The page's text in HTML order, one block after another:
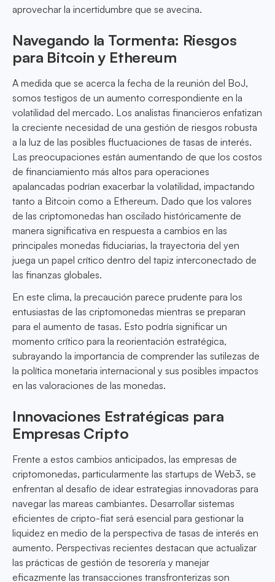
aprovechar la incertidumbre que se avecina.
Navegando la Tormenta: Riesgos
para Bitcoin y Ethereum
A medida que se acerca la fecha de la reunión del BoJ,
somos testigos de un aumento correspondiente en la
volatilidad del mercado. Los analistas financieros enfatizan
la creciente necesidad de una gestión de riesgos robusta
a la luz de las posibles fluctuaciones de tasas de interés.
Las preocupaciones están aumentando de que los costos
de financiamiento más altos para operaciones
apalancadas podrían exacerbar la volatilidad, impactando
tanto a Bitcoin como a Ethereum. Dado que los valores
de las criptomonedas han oscilado históricamente de
manera significativa en respuesta a cambios en las
principales monedas fiduciarias, la trayectoria del yen
juega un papel crítico dentro del tapiz interconectado de
las finanzas globales.
En este clima, la precaución parece prudente para los
entusiastas de las criptomonedas mientras se preparan
para el aumento de tasas. Esto podría significar un
momento crítico para la reorientación estratégica,
subrayando la importancia de comprender las sutilezas de
la política monetaria internacional y sus posibles impactos
en las valoraciones de las monedas.
Innovaciones Estratégicas para
Empresas Cripto
Frente a estos cambios anticipados, las empresas de
criptomonedas, particularmente las startups de Web3, se
enfrentan al desafío de idear estrategias innovadoras para
navegar las mareas cambiantes. Desarrollar sistemas
eficientes de cripto-fiat será esencial para gestionar la
liquidez en medio de la perspectiva de tasas de interés en
aumento. Perspectivas recientes destacan que actualizar
las prácticas de gestión de tesorería y manejar
eficazmente las transacciones transfronterizas son